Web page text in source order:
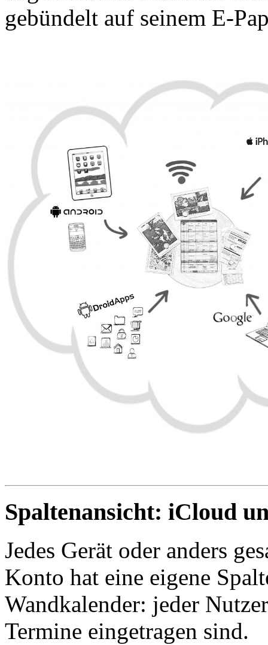
gebündelt auf seinem E-
Spaltenansicht: iCloud
Jedes Gerät oder anders
Konto hat eine eigene
Wandkalender: jeder
Termine eingetragen sind.